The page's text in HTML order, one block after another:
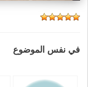
في نفس الموضوع